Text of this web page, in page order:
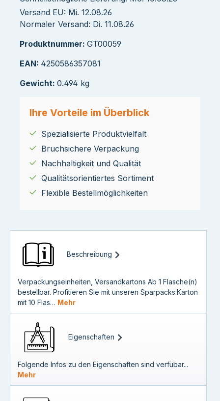
Versand EU: Mi. 12.08.26
Normaler Versand: Di. 11.08.26
Produktnummer: GT00059
EAN: 4250586357081
Gewicht: 0.494 kg
Ihre Vorteile im Überblick
Spezialisierte Produktvielfalt
Bruchsichere Verpackung
Nachhaltigkeit und Qualität
Qualitätsorientiertes Sortiment
Flexible Bestellmöglichkeiten
Beschreibung
Verpackungseinheiten, Versandkartons Ab 1 Flasche(n)
bestellbar. Profitieren Sie mit unseren Sparpacks:Karton
mit 10 Flas… Mehr
Eigenschaften
Folgende Infos zu den Eigenschaften sind verfübar...
Mehr